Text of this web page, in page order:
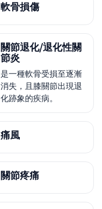
軟骨損傷
關節退化/退化性關
節炎
是一種軟骨受損至逐漸
消失，且膝關節出現退
化跡象的疾病。
痛風
關節疼痛